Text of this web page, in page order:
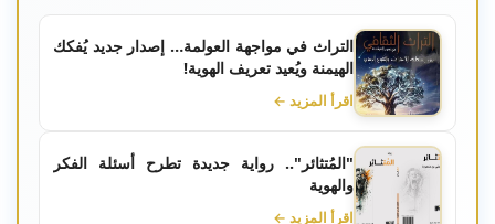
التراث في مواجهة العولمة… إصدار جديد يُفكك
الهيمنة ويُعيد تعريف الهوية!
اقرأ المزيد ←
"المُتثائر".. رواية جديدة تطرح أسئلة الفكر
والهوية
اقرأ المزيد ←